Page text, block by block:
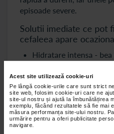
Acest site utilizează cookie-uri
Pe lângă cookie-urile care sunt strict
site web, folosim cookie-uri care ne
site-ul nostru și ajută la îmbunătățirea
exemplu, făcând rezultatele să fie mai
măsura performanța site-ului nostru.
urmărire pentru a oferi publicitate
navigare.
episoade severe.
Solutii imediate ce pot
cefaleea apare
Hidratare intensa -
minute. Se recomanda
deshidratarea este
cauze ale durerilor de
Odihna intr-un loc
zgomotul pot intensifica